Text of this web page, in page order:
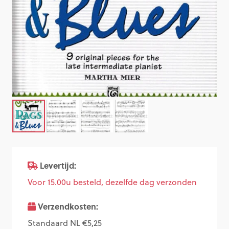
Levertijd:
Voor 15.00u besteld, dezelfde dag verzonden
Verzendkosten:
Standaard NL €5,25